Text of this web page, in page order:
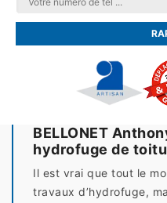
BELLONET
hydrofuge de
Il est vrai que tout le
travaux d’hydrofuge,